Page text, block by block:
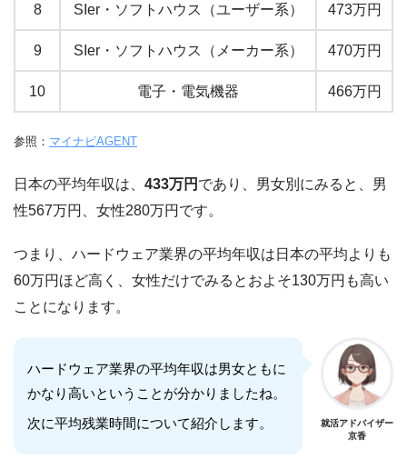
8 SIer・ソフトハウス（ユーザー系） 473万円
9 SIer・ソフトハウス（メーカー系） 470万円
10 電子・電気機器 466万円
参照： マイナビAGENT
日本の平均年収は、 433万円 であり、男女別にみると、男
性567万円、女性280万円です。
つまり、ハードウェア業界の平均年収は日本の平均よりも
60万円ほど高く、女性だけでみるとおよそ130万円も高い
ことになります。
ハードウェア業界の平均年収は男女ともに
かなり高いということが分かりましたね。
次に平均残業時間について紹介します。
就活アドバイザー
京香